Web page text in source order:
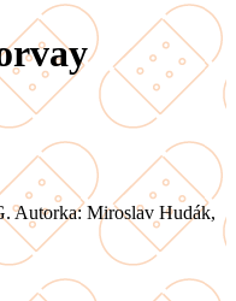
Autorka: Miroslav Hudák,